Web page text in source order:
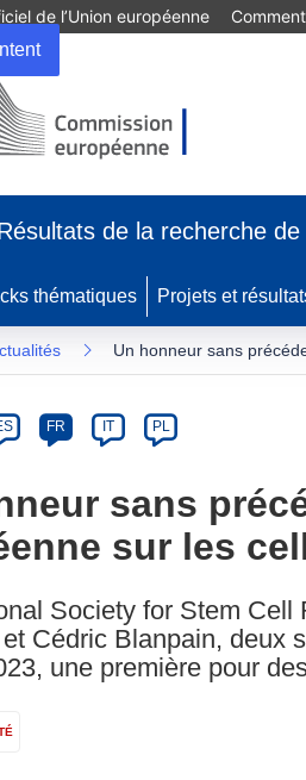
de l’Union européenne
de la recherche de
thématiques Projets et
Un honneur sans
FR IT PL
sans
sur les
Society for Stem
Cédric Blanpain, deux
une première pour